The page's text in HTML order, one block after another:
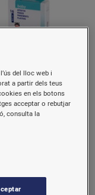
infantils
del lloc web i
a partir dels teus
en els botons
acceptar o rebutjar
consulta la